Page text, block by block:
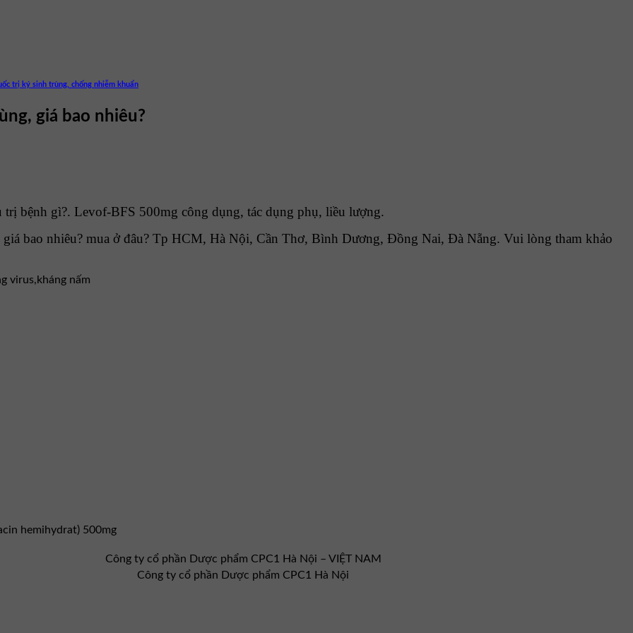
trị ký sinh trùng, chống nhiễm khuẩn
giá bao nhiêu?
bệnh gì?. Levof-BFS 500mg công dụng, tác dụng phụ, liều lượng.
bao nhiêu? mua ở đâu? Tp HCM, Hà Nội, Cần Thơ, Bình Dương, Đồng Nai, Đà Nẵng. Vui lòng tham khảo
virus,kháng nấm
hemihydrat) 500mg
Công ty cổ phần Dược phẩm CPC1 Hà Nội – VIỆT NAM
Công ty cổ phần Dược phẩm CPC1 Hà Nội